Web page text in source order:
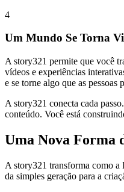
4
Um Mundo Se Torna
A story321 permite que você
vídeos e experiências
e se torne algo que as pessoas
A story321 conecta cada
conteúdo. Você está
Uma Nova Forma
A story321 transforma como
da simples geração para a